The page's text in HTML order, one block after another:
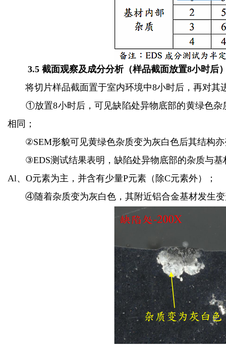
3.5 截面观察及成分分析（样品截面放置8小时后
将切片样品截面置于室内环境中8小时后，再对其
①放置8小时后，可见缺陷处异物底部的黄绿色
相同；
②SEM形貌可见黄绿色杂质变为灰白色后其结构
③EDS测试结果表明，缺陷处异物底部的杂质与
Al、O元素为主，并含有少量P元素（除C元素外）；
④随着杂质变为灰白色，其附近铝合金基材发生变